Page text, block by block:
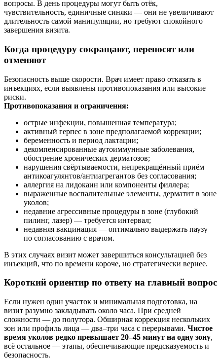
вопросы. В день процедуры могут быть отёк,
чувствительность, единичные синяки — они не увеличивают
длительность самой манипуляции, но требуют спокойного
завершения визита.
Когда процедуру сокращают, переносят или
отменяют
Безопасность выше скорости. Врач имеет право отказать в
инъекциях, если выявлены противопоказания или высокие
риски.
Противопоказания и ограничения:
острые инфекции, повышенная температура;
активный герпес в зоне предполагаемой коррекции;
беременность и период лактации;
декомпенсированные аутоиммунные заболевания,
обострение хронических дерматозов;
нарушения свёртываемости, непрекращённый приём
антикоагулянтов/антиагрегантов без согласования;
аллергия на лидокаин или компоненты филлера;
выраженные воспалительные элементы, дерматит в зоне
уколов;
недавние агрессивные процедуры в зоне (глубокий
пилинг, лазер) — требуется интервал;
недавняя вакцинация — оптимально выдержать паузу
по согласованию с врачом.
В этих случаях визит может завершиться консультацией без
инъекций, что по времени короче, но стратегически вернее.
Короткий ориентир по ответу на главный вопрос
Если нужен один участок и минимальная подготовка, на
визит разумно закладывать около часа. При средней
сложности — до полутора. Обширная коррекция нескольких
зон или профиль лица — два–три часа с перерывами. Чистое
время уколов редко превышает 20–45 минут на одну зону,
всё остальное — этапы, обеспечивающие предсказуемость и
безопасность.